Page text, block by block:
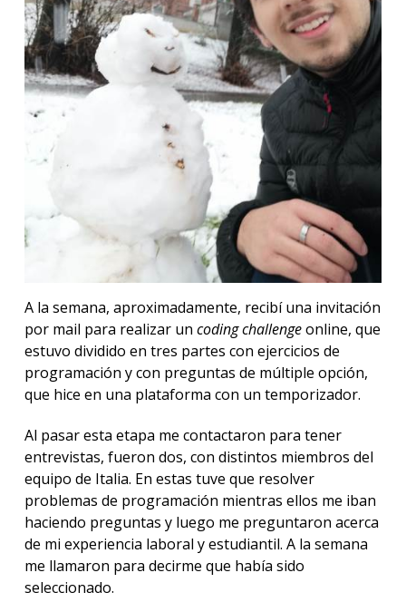
A la semana, aproximadamente, recibí una invitación
por mail para realizar un coding challengeonline, que
estuvo dividido en tres partes con ejercicios de
programación y con preguntas de múltiple opción,
que hice en una plataforma con un temporizador.
Al pasar esta etapa me contactaron para tener
entrevistas, fueron dos, con distintos miembros del
equipo de Italia. En estas tuve que resolver
problemas de programación mientras ellos me iban
haciendo preguntas y luego me preguntaron acerca
de mi experiencia laboral y estudiantil. A la semana
me llamaron para decirme que había sido
seleccionado.